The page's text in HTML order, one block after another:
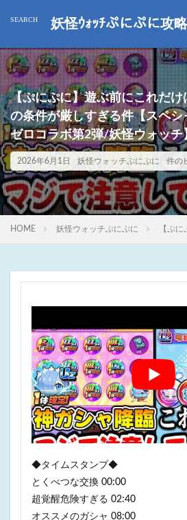
妖怪ｳｫｯﾁぷにぷに攻
【ぷにぷに】遊ぶ前にこれだけ
の条件が厳しすぎる件【スペ
ゼロコラボ第2弾/妖怪ウォッチ
2026年6月1日 妖怪ウォッチぷにぷに 件の
HOME 妖怪ウォッチぷにぷに 【ぷ
◆タイムスタンプ◆
とくべつな交換 00:00
超覚醒危険すぎる 02:40
オススメのガシャ 08:00